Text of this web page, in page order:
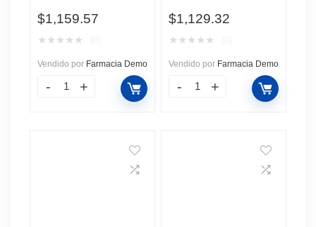
$1,159.57
★ ★ ★ ★ ★
Vendido por Farmacia Demo
$1,129.32
★ ★ ★ ★ ★
Vendido por Farmacia Demo